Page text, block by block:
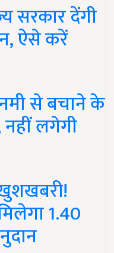
सरकार देंगी
ऐसे करें
से बचाने के
लगेगी
1.40